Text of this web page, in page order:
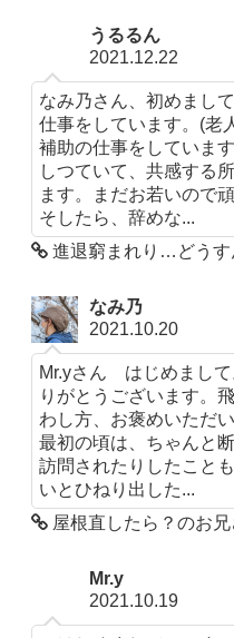
うるるん
2021.12.22
なみ乃さん、初めまし
仕事をしています。(老
補助の仕事をしていま
しつていて、共感する
ます。まだお若いので
そしたら、辞めな...
進退窮まれり…どうす
なみ乃
2021.10.20
Mr.yさん はじめまし
りがとうございます。
わし方、お褒めいただ
最初の頃は、ちゃんと
訪問されたりしたこと
いとひねり出した...
屋根直したら？のお兄
Mr.y
2021.10.19